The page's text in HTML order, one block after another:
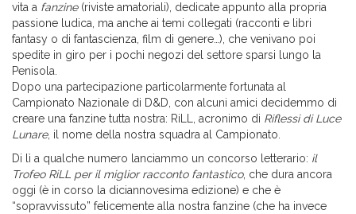
vita a fanzine(riviste amatoriali), dedicate appunto alla propria
passione ludica, ma anche ai temi collegati (racconti e libri
fantasy o di fantascienza, film di genere…), che venivano poi
spedite in giro per i pochi negozi del settore sparsi lungo la
Penisola.
Dopo una partecipazione particolarmente fortunata al
Campionato Nazionale di D&D, con alcuni amici decidemmo di
creare una fanzine tutta nostra: RiLL, acronimo di Riflessi di Luce
Lunare, il nome della nostra squadra al Campionato.
Di lì a qualche numero lanciammo un concorso letterario: il
Trofeo RiLL per il miglior racconto fantastico, che dura ancora
oggi (è in corso la diciannovesima edizione) e che è
“sopravvissuto” felicemente alla nostra fanzine (che ha invece